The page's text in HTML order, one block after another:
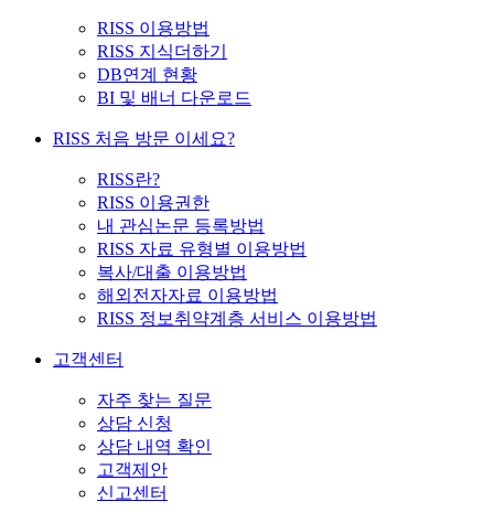
RISS 이용방법
RISS 지식더하기
DB연계 현황
BI 및 배너 다운로드
RISS 처음 방문 이세요?
RISS란?
RISS 이용권한
내 관심논문 등록방법
RISS 자료 유형별 이용방법
복사/대출 이용방법
해외전자자료 이용방법
RISS 정보취약계층 서비스 이용방법
고객센터
자주 찾는 질문
상담 신청
상담 내역 확인
고객제안
신고센터